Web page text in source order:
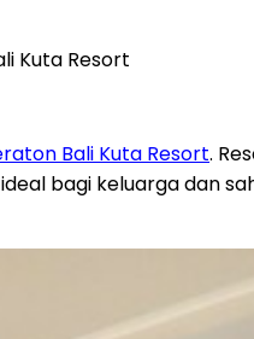
Kuta Resort
Bali Kuta Resort.
bagi keluarga dan